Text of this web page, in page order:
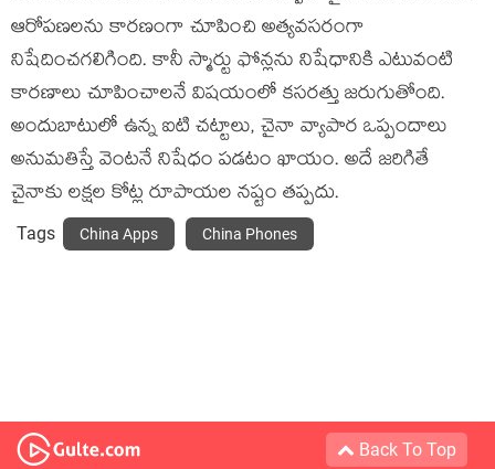
ఆరోపణలను కారణంగా చూపించి అత్యవసరంగా
నిషేదించగలిగింది. కానీ స్మార్టు ఫోన్లను నిషేధానికి ఎటువంటి
కారణాలు చూపించాలనే విషయంలో కసరత్తు జరుగుతోంది.
అందుబాటులో ఉన్న ఐటి చట్టాలు, చైనా వ్యాపార ఒప్పందాలు
అనుమతిస్తే వెంటనే నిషేధం పడటం ఖాయం. అదే జరిగితే
చైనాకు లక్షల కోట్ల రూపాయల నష్టం తప్పదు.
Tags China Apps China Phones
Back To Top